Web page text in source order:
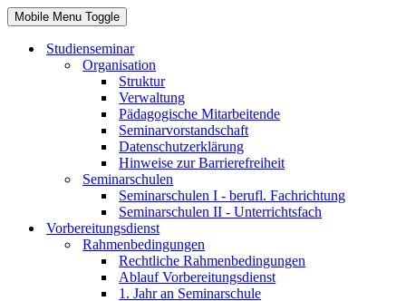
Mobile Menu Toggle
Studienseminar
Organisation
Struktur
Verwaltung
Pädagogische Mitarbeitende
Seminarvorstandschaft
Datenschutzerklärung
Hinweise zur Barrierefreiheit
Seminarschulen
Seminarschulen I - berufl. Fachrichtung
Seminarschulen II - Unterrichtsfach
Vorbereitungsdienst
Rahmenbedingungen
Rechtliche Rahmenbedingungen
Ablauf Vorbereitungsdienst
1. Jahr an Seminarschule